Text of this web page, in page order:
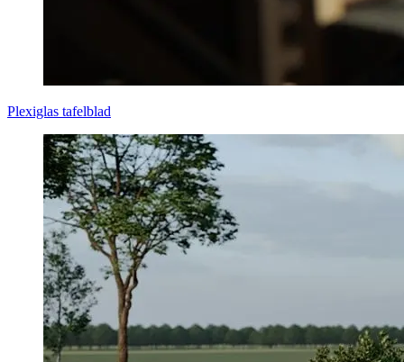
Plexiglas tafelblad